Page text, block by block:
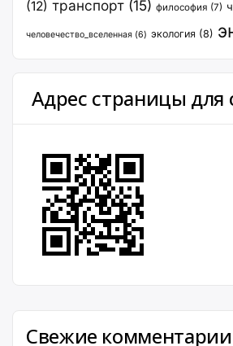
(12) транспорт (15) философия (7)
человечество_вселенная (6) экология (8)
Адрес страницы для
Свежие комментарии